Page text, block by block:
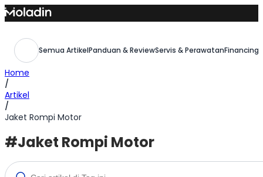
Skip
to
Semua ArtikelPanduan & ReviewServis & Perawatan
Home
/
Artikel
/
Jaket Rompi Motor
#Jaket Rompi Motor